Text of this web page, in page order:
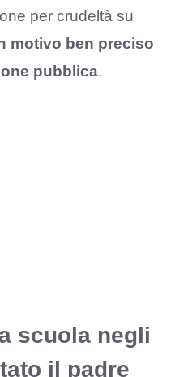
per crudeltà su
motivo ben preciso
pubblica.
scuola negli
il padre